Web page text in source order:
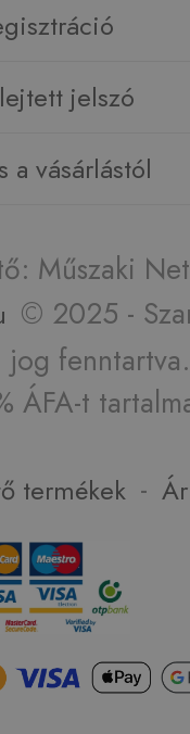
jelszó
a vásárlástól
Műszaki
© 2025 -
fenntartva.
ÁFA-t
termékek -